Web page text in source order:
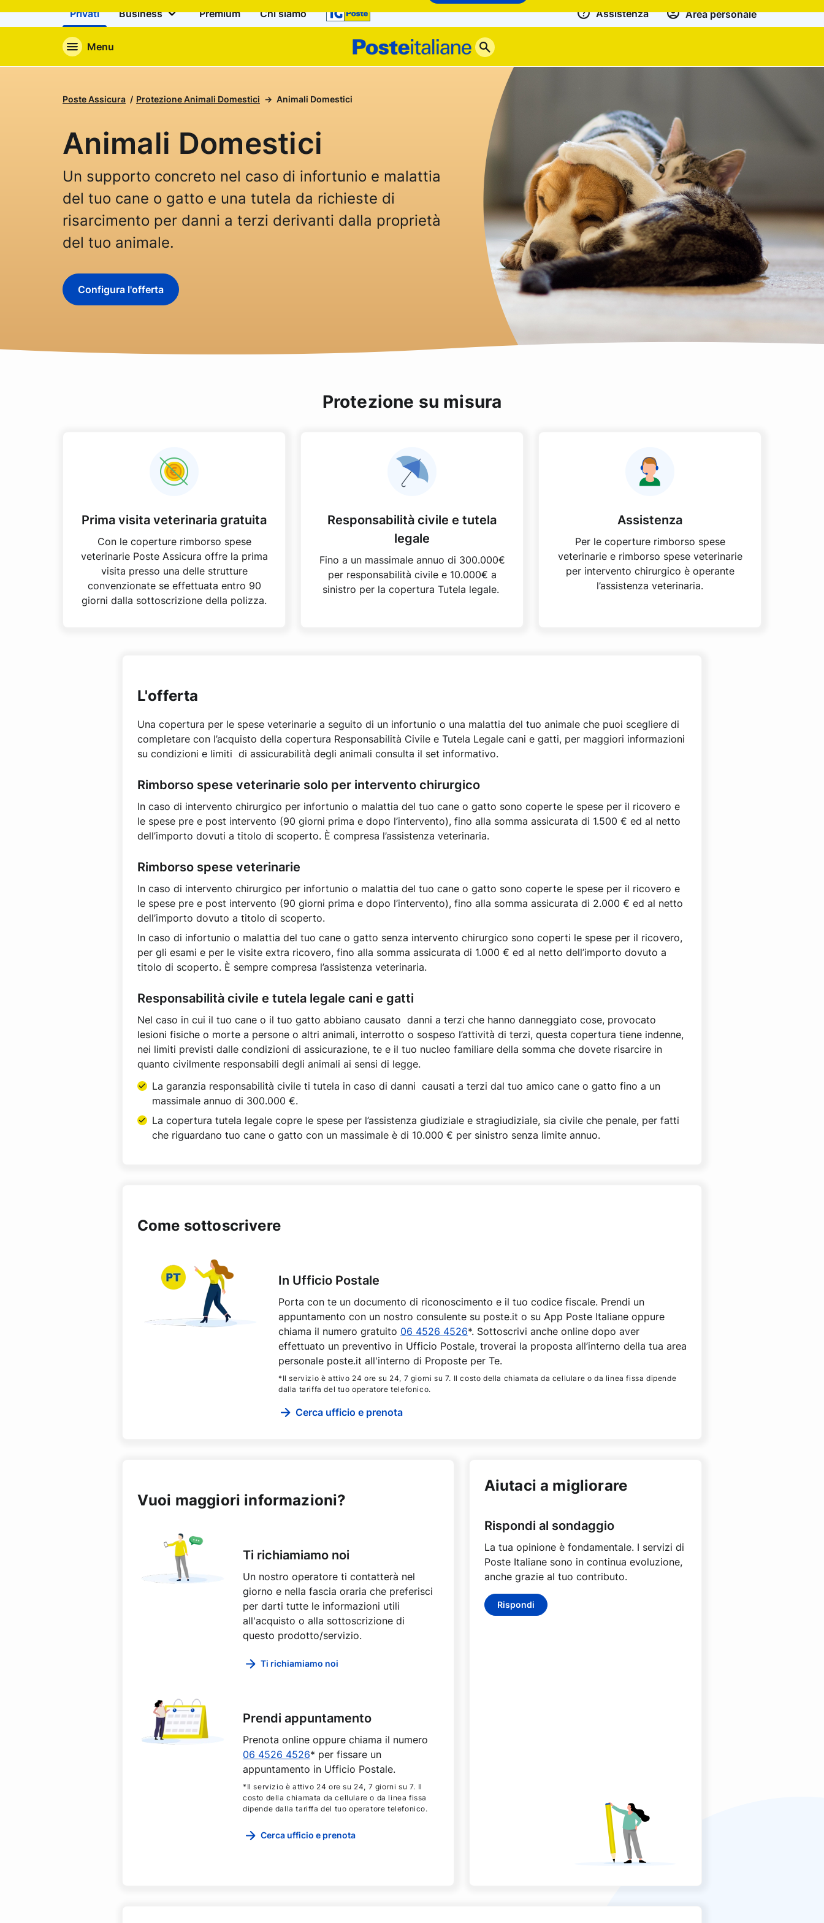
Privati Business Premium Chi siamo Assistenza Area personale
Menu
Poste
Italiane
Poste Assicura Protezione Animali Domestici Animali Domestici
Animali Domestici
Un supporto concreto nel caso di infortunio e malattia
del tuo cane o gatto e una tutela da richieste di
risarcimento per danni a terzi derivanti dalla proprietà
del tuo animale.
Configura l'offerta
Protezione su misura
Prima visita veterinaria gratuita
Con le coperture rimborso spese
veterinarie Poste Assicura offre la prima
visita presso una delle strutture
convenzionate se effettuata entro 90
giorni dalla sottoscrizione della polizza.
Responsabilità civile e tutela
legale
Fino a un massimale annuo di 300.000€
per responsabilità civile e 10.000€ a
sinistro per la copertura Tutela legale.
Assistenza
Per le coperture rimborso spese
veterinarie e rimborso spese veterinarie
per intervento chirurgico è operante
l’assistenza veterinaria.
L'offerta
Una copertura per le spese veterinarie a seguito di un infortunio o una malattia del tuo animale che puoi scegliere di
completare con l’acquisto della copertura Responsabilità Civile e Tutela Legale cani e gatti, per maggiori informazioni
su condizioni e limiti di assicurabilità degli animali consulta il set informativo.
Rimborso spese veterinarie solo per intervento chirurgico
In caso di intervento chirurgico per infortunio o malattia del tuo cane o gatto sono coperte le spese per il ricovero e
le spese pre e post intervento (90 giorni prima e dopo l’intervento), fino alla somma assicurata di 1.500 € ed al netto
dell’importo dovuti a titolo di scoperto. È compresa l’assistenza veterinaria.
Rimborso spese veterinarie
In caso di intervento chirurgico per infortunio o malattia del tuo cane o gatto sono coperte le spese per il ricovero e
le spese pre e post intervento (90 giorni prima e dopo l’intervento), fino alla somma assicurata di 2.000 € ed al netto
dell’importo dovuto a titolo di scoperto.
In caso di infortunio o malattia del tuo cane o gatto senza intervento chirurgico sono coperti le spese per il ricovero,
per gli esami e per le visite extra ricovero, fino alla somma assicurata di 1.000 € ed al netto dell’importo dovuto a
titolo di scoperto. È sempre compresa l’assistenza veterinaria.
Responsabilità civile e tutela legale cani e gatti
Nel caso in cui il tuo cane o il tuo gatto abbiano causato danni a terzi che hanno danneggiato cose, provocato
lesioni fisiche o morte a persone o altri animali, interrotto o sospeso l’attività di terzi, questa copertura tiene indenne,
nei limiti previsti dalle condizioni di assicurazione, te e il tuo nucleo familiare della somma che dovete risarcire in
quanto civilmente responsabili degli animali ai sensi di legge.
La garanzia responsabilità civile ti tutela in caso di danni causati a terzi dal tuo amico cane o gatto fino a un
massimale annuo di 300.000 €.
La copertura tutela legale copre le spese per l’assistenza giudiziale e stragiudiziale, sia civile che penale, per fatti
che riguardano tuo cane o gatto con un massimale è di 10.000 € per sinistro senza limite annuo.
Come sottoscrivere
In Ufficio Postale
Porta con te un documento di riconoscimento e il tuo codice fiscale. Prendi un
appuntamento con un nostro consulente su poste.it o su App Poste Italiane oppure
chiama il numero gratuito 06 4526 4526*. Sottoscrivi anche online dopo aver
effettuato un preventivo in Ufficio Postale, troverai la proposta all’interno della tua area
personale poste.it all'interno di Proposte per Te.
*Il servizio è attivo 24 ore su 24, 7 giorni su 7. Il costo della chiamata da cellulare o da linea fissa dipende
dalla tariffa del tuo operatore telefonico.
Cerca ufficio e prenota
Vuoi maggiori informazioni?
Ti richiamiamo noi
Un nostro operatore ti contatterà nel
giorno e nella fascia oraria che preferisci
per darti tutte le informazioni utili
all'acquisto o alla sottoscrizione di
questo prodotto/servizio.
Ti richiamiamo noi
Prendi appuntamento
Prenota online oppure chiama il numero
06 4526 4526* per fissare un
appuntamento in Ufficio Postale.
*Il servizio è attivo 24 ore su 24, 7 giorni su 7. Il
costo della chiamata da cellulare o da linea fissa
dipende dalla tariffa del tuo operatore telefonico.
Cerca ufficio e prenota
Aiutaci a migliorare
Rispondi al sondaggio
La tua opinione è fondamentale. I servizi di
Poste Italiane sono in continua evoluzione,
anche grazie al tuo contributo.
Rispondi